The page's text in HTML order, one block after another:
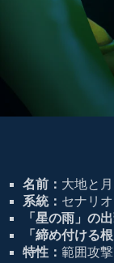
名前： 大地と月
系統： セナリ
「星の雨」の
「締め付ける
特性： 範囲攻